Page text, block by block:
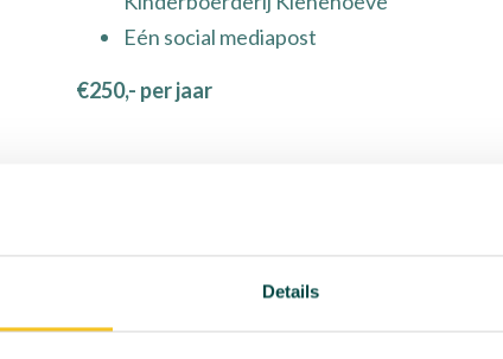
Details
Eén social mediapost
€250,- per jaar